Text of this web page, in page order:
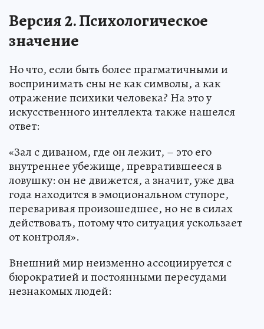
Версия 2. Психологическое
значение
Но что, если быть более прагматичными и
воспринимать сны не как символы, а как
отражение психики человека? На это у
искусственного интеллекта также нашелся
ответ:
«Зал с диваном, где он лежит, – это его
внутреннее убежище, превратившееся в
ловушку: он не движется, а значит, уже два
года находится в эмоциональном ступоре,
переваривая произошедшее, но не в силах
действовать, потому что ситуация ускользает
от контроля».
Внешний мир неизменно ассоциируется с
бюрократией и постоянными пересудами
незнакомых людей: